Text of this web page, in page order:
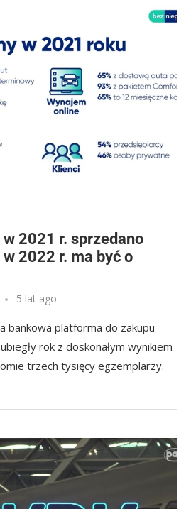
2021 r. sprzedano
2022 r. ma być o
5 lat ago
bankowa platforma do zakupu
rok z doskonałym wynikiem
trzech tysięcy egzemplarzy.